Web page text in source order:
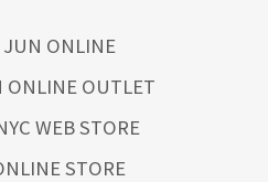
ONLINE
OUTLET
WEB STORE
STORE